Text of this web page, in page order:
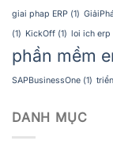
giai phap ERP (1)
(1) KickOff (1) loi ich erp
phần mềm
SAPBusinessOne (1)
DANH MỤC